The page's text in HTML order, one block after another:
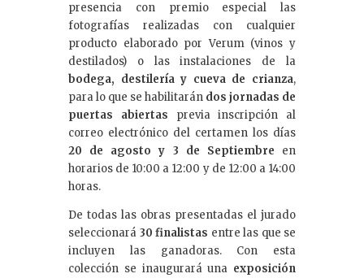
presencia con premio especial las
fotografías realizadas con cualquier
producto elaborado por Verum (vinos y
destilados) o las instalaciones de la
bodega, destilería y cueva de crianza,
para lo que se habilitarán dos jornadas de
puertas abiertas previa inscripción al
correo electrónico del certamen los días
20 de agosto y 3 de Septiembre en
horarios de 10:00 a 12:00 y de 12:00 a 14:00
horas.
De todas las obras presentadas el jurado
seleccionará 30 finalistas entre las que se
incluyen las ganadoras. Con esta
colección se inaugurará una exposición